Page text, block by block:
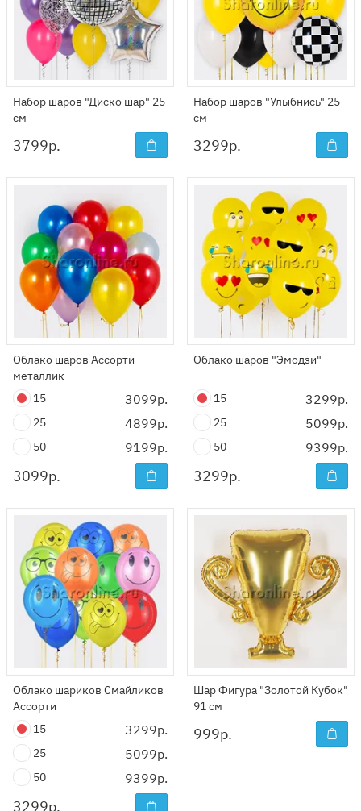
Набор шаров "Диско шар" 25
см
3799р.
Набор шаров "Улыбнись" 25
см
3299р.
Облако шаров Ассорти
металлик
15
3099р.
25 4899р.
50 9199р.
3099р.
Облако шаров "Эмодзи"
15 3299р.
25 5099р.
50 9399р.
3299р.
Облако шариков Смайликов
Ассорти
15
3299р.
25 5099р.
50 9399р.
3299р.
Шар Фигура "Золотой Кубок"
91 см
999р.